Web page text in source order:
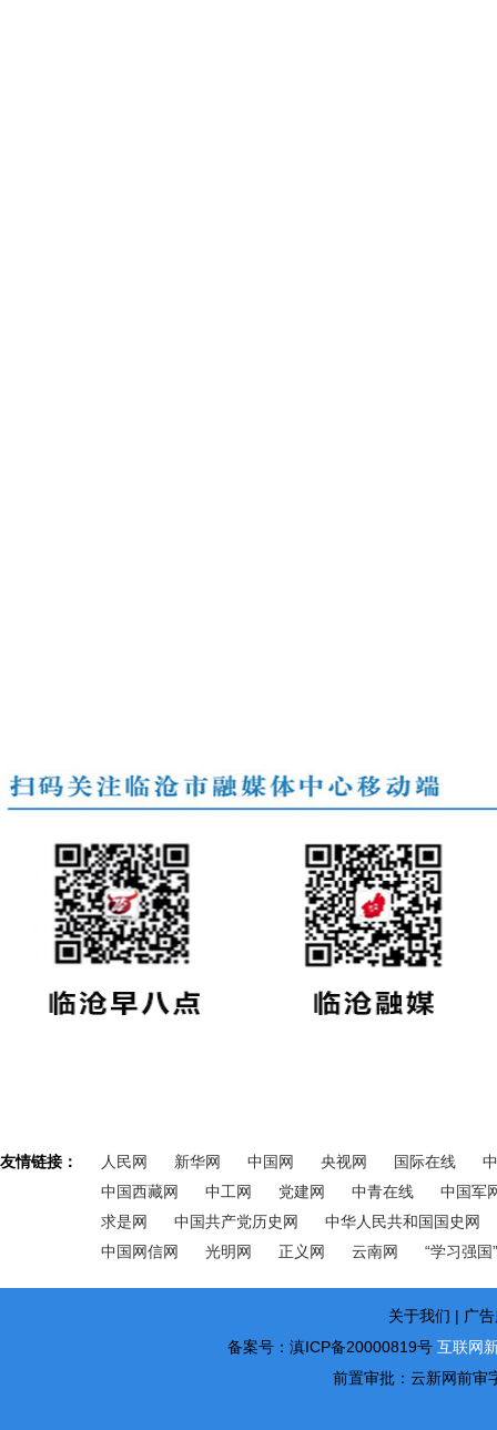
友情链接： 人民网 新华网 中国网 央视网 国际在线
中国西藏网
中工网 党建网 中青在线
中国军
求是网
中国共产党历史网
中华人民共和国国史网
中国网信网
光明网 正义网 云南网 “学习强
关于我们 | 广
备案号：滇ICP备20000819号 互联网
前置审批：云新网前审